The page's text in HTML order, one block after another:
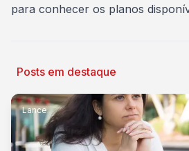
para conhecer os planos
Posts em destaque
Lance